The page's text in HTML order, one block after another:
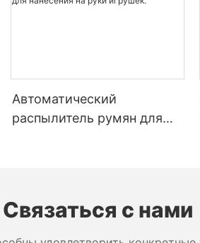
Автоматический
распылитель румян для
Связаться с нами